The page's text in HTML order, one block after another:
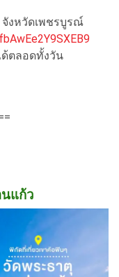
จังหวัดเพชรบูรณ์
ด้ตลอดทั้งวัน
แก้ว